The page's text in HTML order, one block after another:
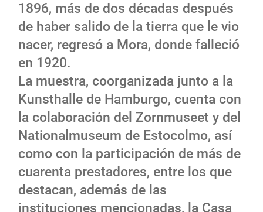
1896, más de dos décadas después
de haber salido de la tierra que le vio
nacer, regresó a Mora, donde falleció
en 1920.
La muestra, coorganizada junto a la
Kunsthalle de Hamburgo, cuenta con
la colaboración del Zornmuseet y del
Nationalmuseum de Estocolmo, así
como con la participación de más de
cuarenta prestadores, entre los que
destacan, además de las
instituciones mencionadas, la Casa